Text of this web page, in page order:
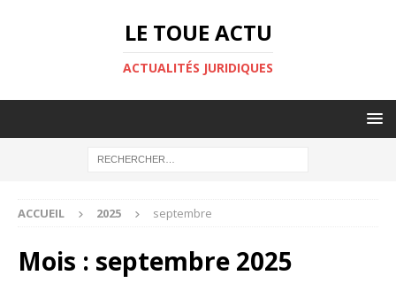
LE TOUE ACTU
ACTUALITÉS JURIDIQUES
ACCUEIL 2025 septembre
Mois : septembre 2025